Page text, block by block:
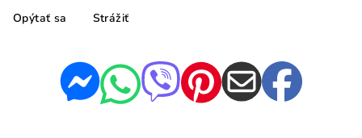
Opýtať sa Strážiť